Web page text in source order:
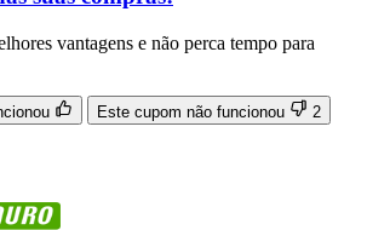
vantagens e não perca tempo para
Este cupom não funcionou 2